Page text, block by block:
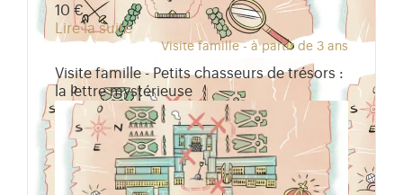
10 €
Lire la suite
Visite famille - à partir de 3 ans
Visite famille - Petits chasseurs de trésors :
la lettre mystérieuse